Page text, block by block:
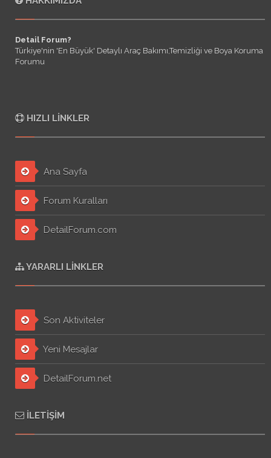
Detail Forum?
Türkiye'nin 'En Büyük' Detaylı Araç Bakımı,Temizliği ve Boya Koruma
Forumu
HIZLI LINKLER
Ana Sayfa
Forum Kuralları
DetailForum.com
YARARLI LINKLER
Son Aktiviteler
Yeni Mesajlar
DetailForum.net
İLETIŞIM